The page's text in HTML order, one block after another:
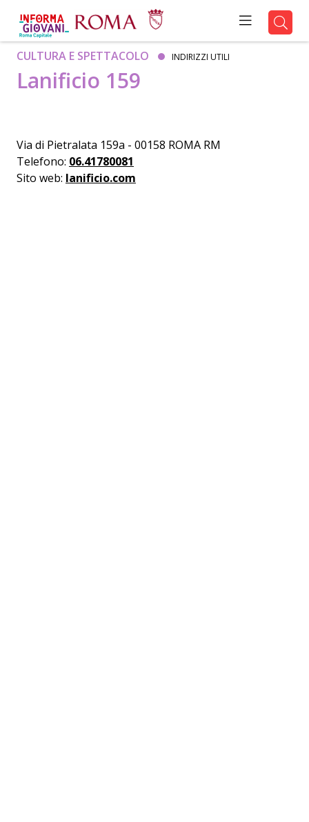
CULTURA E SPETTACOLO INDIRIZZI UTILI
Lanificio 159
Via di Pietralata 159a - 00158 ROMA RM
Telefono: 06.41780081
Sito web: lanificio.com